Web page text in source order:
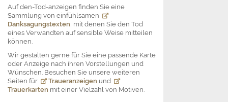
Auf den-Tod-anzeigen finden Sie eine
Sammlung von einfühlsamen
Danksagungstexten, mit denen Sie den Tod
eines Verwandten auf sensible Weise mitteilen
können.
Wir gestalten gerne für Sie eine passende Karte
oder Anzeige nach ihren Vorstellungen und
Wünschen. Besuchen Sie unsere weiteren
Seiten für
Traueranzeigen und
Trauerkarten mit einer Vielzahl von Motiven.